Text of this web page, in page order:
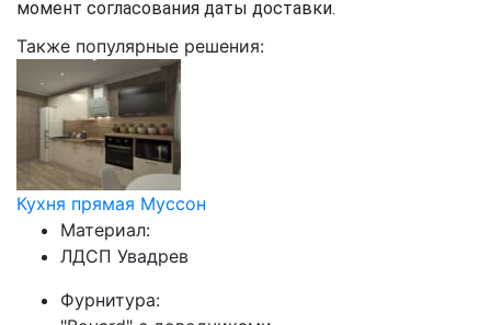
момент согласования даты доставки.
Также популярные решения:
Кухня прямая Муссон
Материал:
ЛДСП Увадрев
Фурнитура: